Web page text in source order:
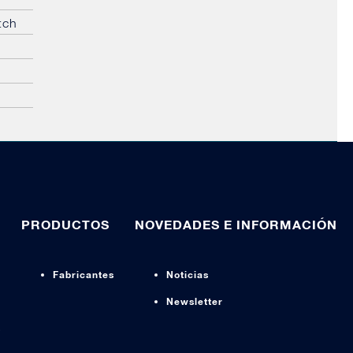
PRODUCTOS
Fabricantes
NOVEDADES E INFORMACIÓN
Noticias
Newsletter